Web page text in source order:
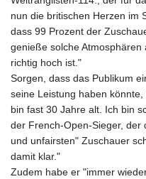
nun die britischen Herzen im
dass 99 Prozent der
genieße solche
richtig hoch ist."
Sorgen, dass das Publikum
seine Leistung haben
bin fast 30 Jahre alt. Ich bin
der French-Open-Sieger, der
und unfairsten" Zuschauer
damit klar."
Zudem habe er "immer